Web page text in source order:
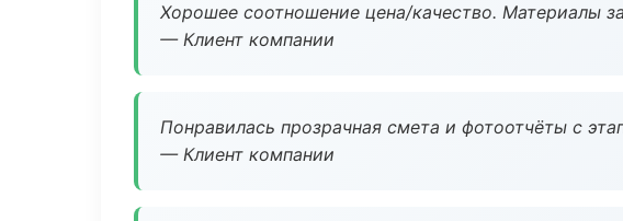
Хорошее соотношение цена/качество. Материалы
— Клиент компании
Понравилась прозрачная смета и фотоотчёты с
— Клиент компании